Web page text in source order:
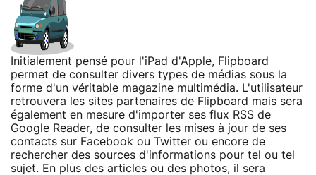
Initialement pensé pour l'iPad d'Apple, Flipboard
permet de consulter divers types de médias sous la
forme d'un véritable magazine multimédia. L'utilisateur
retrouvera les sites partenaires de Flipboard mais sera
également en mesure d'importer ses flux RSS de
Google Reader, de consulter les mises à jour de ses
contacts sur Facebook ou Twitter ou encore de
rechercher des sources d'informations pour tel ou tel
sujet. En plus des articles ou des photos, il sera